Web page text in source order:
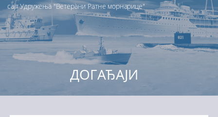
сајт Удружења "Ветерани Ратне морнарице"
ДОГАЂАЈИ